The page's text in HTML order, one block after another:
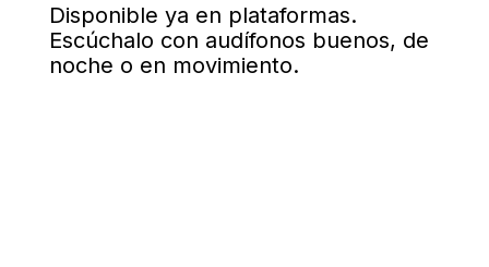
Disponible ya en plataformas.
Escúchalo con audífonos buenos, de
noche o en movimiento.